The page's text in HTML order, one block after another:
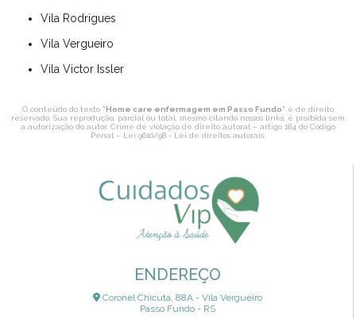
Vila Rodrigues
Vila Vergueiro
Vila Victor Issler
O conteúdo do texto "Home care enfermagem em Passo Fundo" é de direito
reservado. Sua reprodução, parcial ou total, mesmo citando nossos links, é proibida sem
a autorização do autor. Crime de violação de direito autoral – artigo 184 do Código
Penal – Lei 9610/98 - Lei de direitos autorais
ENDEREÇO
Coronel Chicuta, 88A - Vila Vergueiro
Passo Fundo - RS